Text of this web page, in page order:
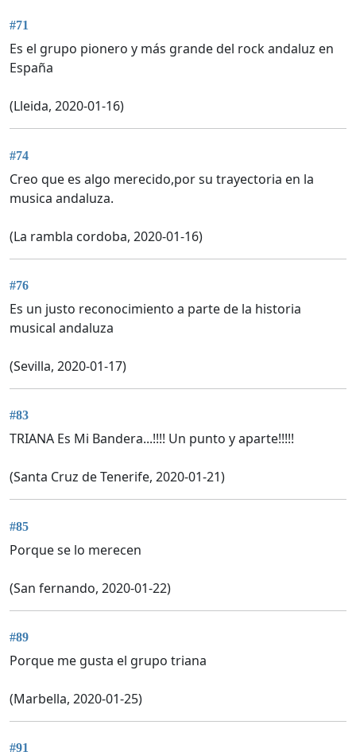
#71
Es el grupo pionero y más grande del rock andaluz en
España
(Lleida, 2020-01-16)
#74
Creo que es algo merecido,por su trayectoria en la
musica andaluza.
(La rambla cordoba, 2020-01-16)
#76
Es un justo reconocimiento a parte de la historia
musical andaluza
(Sevilla, 2020-01-17)
#83
TRIANA Es Mi Bandera...!!!! Un punto y aparte!!!!!
(Santa Cruz de Tenerife, 2020-01-21)
#85
Porque se lo merecen
(San fernando, 2020-01-22)
#89
Porque me gusta el grupo triana
(Marbella, 2020-01-25)
#91